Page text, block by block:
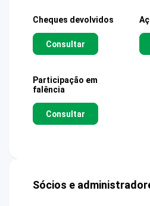
Cheques devolvidos
Consultar
Participação em
falência
Consultar
Sócios e